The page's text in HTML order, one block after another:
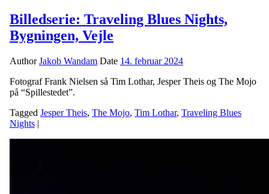
Billedserie: Traveling Blues Nights,
Bygningen, Vejle
AuthorJakob Wandam Date 14. februar 2024
Fotograf Frank Nielsen så Tim Lothar, Jesper Theis og The Mojo
på “Spillestedet”.
Tagged Jesper Theis, The Mojo, Tim Lothar, Traveling Blues
Nights |